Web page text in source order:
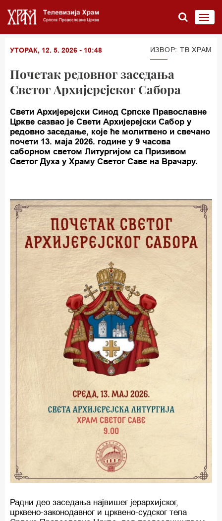
УТОРАК, 12. 5. 2026 - 10:48 ИЗВОР: TВ ХРАМ
Почетак редовног заседања
Светог Архијерејског Сабора
Свети Архијерејски Синод Српске Православне
Цркве сазвао је Свети Архијерејски Сабор у
редовно заседање, које ће молитвено и свечано
почети 13. маја 2026. године у 9 часова
саборном светом Литургијом са Призивом
Светог Духа у Храму Светог Саве на Врачару.
Радни део заседања највишег јерархијског,
црквено-законодавног и црквено-судског тела